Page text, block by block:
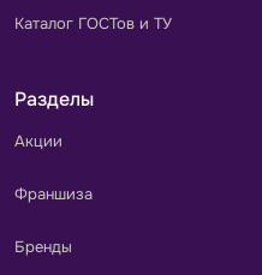
Каталог ГОСТов и ТУ
Разделы
Акции
Франшиза
Бренды